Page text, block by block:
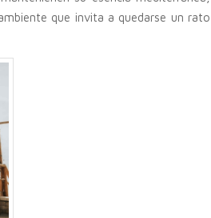
que invita a quedarse un rato